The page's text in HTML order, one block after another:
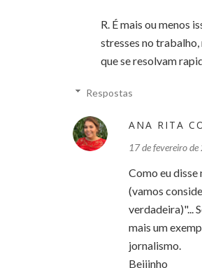
R. É mais ou menos
stresses no trabalho,
que se resolvam
Respostas
ANA RITA
17 de fevereiro
Como eu
(vamos
verdadeira)"...
mais um
jornalismo.
Beijinho